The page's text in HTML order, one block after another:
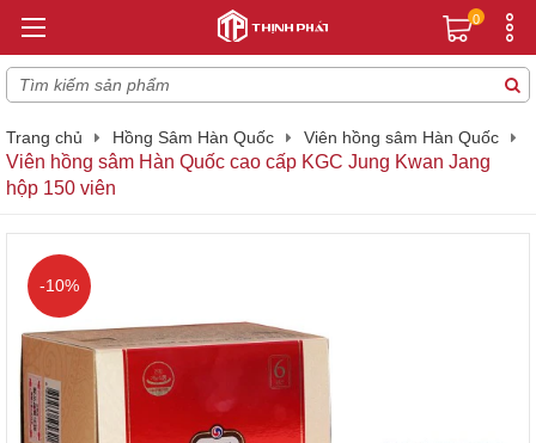
0
Trang chủ Hồng Sâm Hàn Quốc Viên hồng sâm Hàn Quốc
Viên hồng sâm Hàn Quốc cao cấp KGC Jung Kwan Jang
hộp 150 viên
-10%